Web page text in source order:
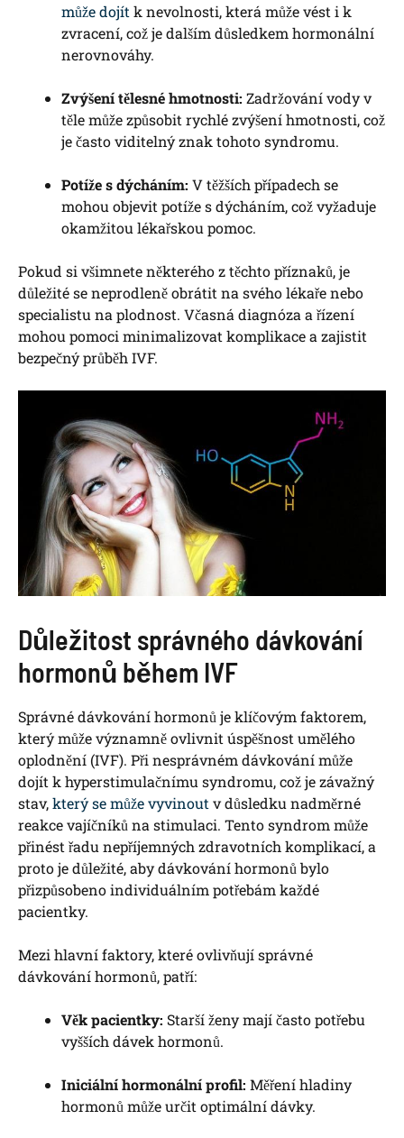
může dojít k nevolnosti, která může vést i k
zvracení, což je dalším důsledkem hormonální
nerovnováhy.
Zvýšení tělesné hmotnosti: Zadržování vody v
těle může způsobit rychlé zvýšení hmotnosti, což
je často viditelný znak tohoto syndromu.
Potíže s dýcháním: V těžších případech se
mohou objevit potíže s dýcháním, což vyžaduje
okamžitou lékařskou pomoc.
Pokud si všimnete některého z těchto příznaků, je
důležité se neprodleně obrátit na svého lékaře nebo
specialistu na plodnost. Včasná diagnóza a řízení
mohou pomoci minimalizovat komplikace a zajistit
bezpečný průběh IVF.
Důležitost správného dávkování
hormonů během IVF
Správné dávkování hormonů je klíčovým faktorem,
který může významně ovlivnit úspěšnost umělého
oplodnění (IVF). Při nesprávném dávkování může
dojít k hyperstimulačnímu syndromu, což je závažný
stav,který se může vyvinout v důsledku nadměrné
reakce vajíčníků na stimulaci. Tento syndrom může
přinést řadu nepříjemných zdravotních komplikací, a
proto je důležité, aby dávkování hormonů bylo
přizpůsobeno individuálním potřebám každé
pacientky.
Mezi hlavní faktory, které ovlivňují správné
dávkování hormonů, patří:
Věk pacientky: Starší ženy mají často potřebu
vyšších dávek hormonů.
Iniciální hormonální profil: Měření hladiny
hormonů může určit optimální dávky.